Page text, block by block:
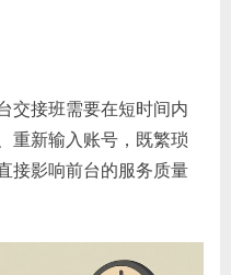
交接班需要在短时间内
重新输入账号，既繁琐
接影响前台的服务质量